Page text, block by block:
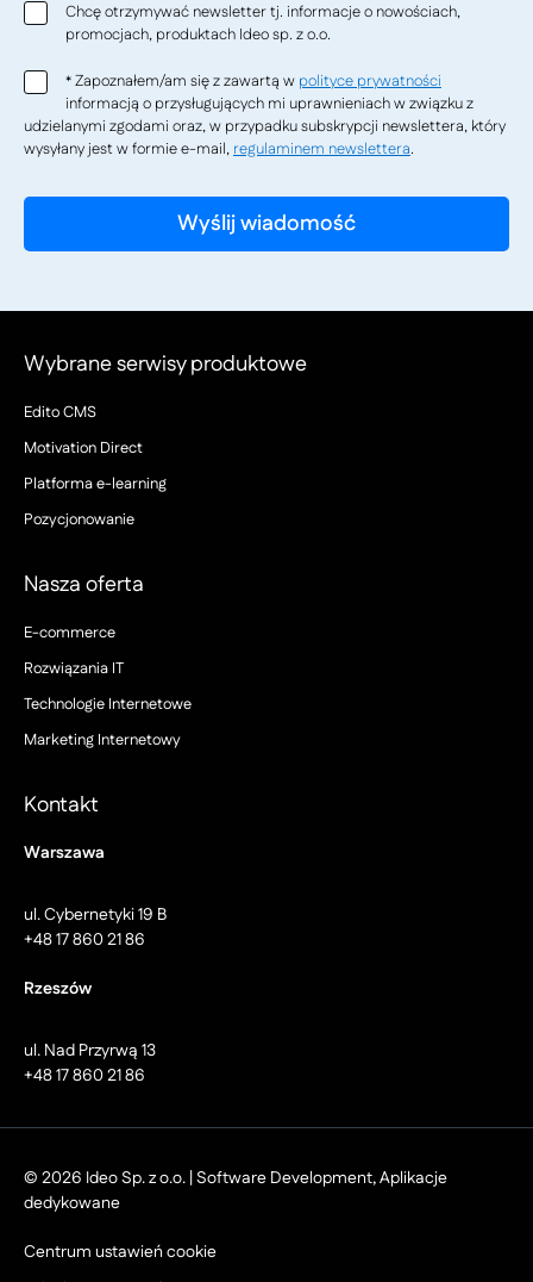
Chcę otrzymywać newsletter tj. informacje o nowościach,
promocjach, produktach Ideo sp. z o.o.
*Zapoznałem/am się z zawartą w polityce prywatności
informacją o przysługujących mi uprawnieniach w związku z
udzielanymi zgodami oraz, w przypadku subskrypcji newslettera, który
wysyłany jest w formie e-mail, regulaminem newslettera.
Wybrane serwisy produktowe
Edito CMS
Motivation Direct
Platforma e-learning
Pozycjonowanie
Nasza oferta
E-commerce
Rozwiązania IT
Technologie Internetowe
Marketing Internetowy
Kontakt
Warszawa
ul. Cybernetyki 19 B
+48 17 860 21 86
Rzeszów
ul. Nad Przyrwą 13
+48 17 860 21 86
© 2026 Ideo Sp. z o.o. | Software Development, Aplikacje
dedykowane
Centrum ustawień cookie